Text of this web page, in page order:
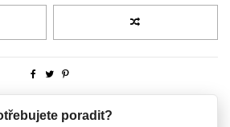
poradit?